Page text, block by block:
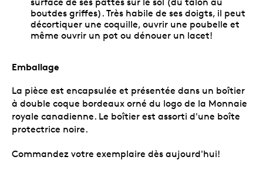
boutdes griffes). Très habile de ses doigts, il peut
décortiquer une coquille, ouvrir une poubelle et
même ouvrir un pot ou dénouer un lacet!
Emballage
La pièce est encapsulée et présentée dans un boîtier
à double coque bordeaux orné du logo de la Monnaie
royale canadienne. Le boîtier est assorti d'une boîte
protectrice noire.
Commandez votre exemplaire dès aujourd'hui!